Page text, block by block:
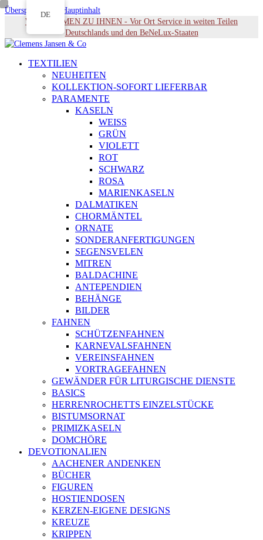
Überspringen zu Hauptinhalt
WIR KOMMEN ZU IHNEN - Vor Ort Service in weiten Teilen
Deutschlands und den BeNeLux-Staaten
TEXTILIEN
NEUHEITEN
KOLLEKTION-SOFORT LIEFERBAR
PARAMENTE
KASELN
WEISS
GRÜN
VIOLETT
ROT
SCHWARZ
ROSA
MARIENKASELN
DALMATIKEN
CHORMÄNTEL
ORNATE
SONDERANFERTIGUNGEN
SEGENSVELEN
MITREN
BALDACHINE
ANTEPENDIEN
BEHÄNGE
BILDER
FAHNEN
SCHÜTZENFAHNEN
KARNEVALSFAHNEN
VEREINSFAHNEN
VORTRAGEFAHNEN
GEWÄNDER FÜR LITURGISCHE DIENSTE
BASICS
HERRENROCHETTS EINZELSTÜCKE
BISTUMSORNAT
PRIMIZKASELN
DOMCHÖRE
DEVOTIONALIEN
AACHENER ANDENKEN
BÜCHER
FIGUREN
HOSTIENDOSEN
KERZEN-EIGENE DESIGNS
KREUZE
KRIPPEN
DE